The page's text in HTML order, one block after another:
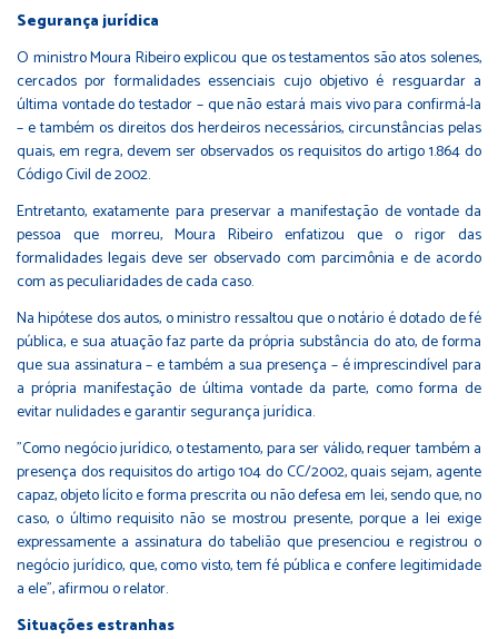
Segurança jurídica
O ministro Moura Ribeiro explicou que os testamentos são atos solenes,
cercados por formalidades essenciais cujo objetivo é resguardar a
última vontade do testador – que não estará mais vivo para confirmá-la
– e também os direitos dos herdeiros necessários, circunstâncias pelas
quais, em regra, devem ser observados os requisitos do artigo 1.864 do
Código Civil de 2002.
Entretanto, exatamente para preservar a manifestação de vontade da
pessoa que morreu, Moura Ribeiro enfatizou que o rigor das
formalidades legais deve ser observado com parcimônia e de acordo
com as peculiaridades de cada caso.
Na hipótese dos autos, o ministro ressaltou que o notário é dotado de fé
pública, e sua atuação faz parte da própria substância do ato, de forma
que sua assinatura – e também a sua presença – é imprescindível para
a própria manifestação de última vontade da parte, como forma de
evitar nulidades e garantir segurança jurídica.
"Como negócio jurídico, o testamento, para ser válido, requer também a
presença dos requisitos do artigo 104 do CC/2002, quais sejam, agente
capaz, objeto lícito e forma prescrita ou não defesa em lei, sendo que, no
caso, o último requisito não se mostrou presente, porque a lei exige
expressamente a assinatura do tabelião que presenciou e registrou o
negócio jurídico, que, como visto, tem fé pública e confere legitimidade
a ele", afirmou o relator.
Situações estranhas